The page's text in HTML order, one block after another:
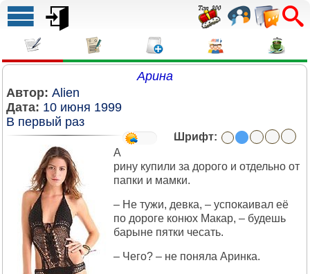
Арина
Автор: Alien
Дата: 10 июня 1999
В первый раз
Шрифт:
А
рину купили за дорого и отдельно от
папки и мамки.
– Не тужи, девка, – успокаивал её
по дороге конюх Макар, – будешь
барыне пятки чесать.
– Чего? – не поняла Аринка.